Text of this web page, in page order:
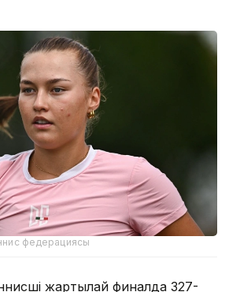
федерациясы
жартылай финалда 327-